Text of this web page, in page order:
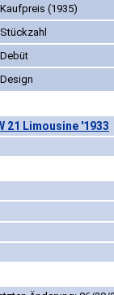
Kaufpreis (1935)
Stückzahl
Debüt
Design
21 Limousine '1933